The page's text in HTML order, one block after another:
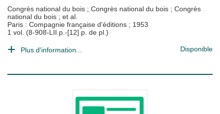
Congrès national du bois ; Congrès national du bois ; Congrès
national du bois ; et al.
Paris : Compagnie française d'éditions ; 1953
1 vol. (8-908-LII p.-[12] p. de pl.)
Plus d'information... Disponible